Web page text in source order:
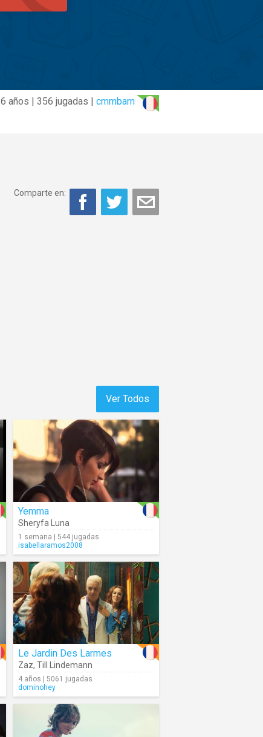
6 años | 356 jugadas | cmmbarn
Comparte en:
Ver Todos
Yemma
Sheryfa Luna
1 semana | 544 jugadas
isabellaramos2008
Le Jardin Des Larmes
Zaz, Till Lindemann
4 años | 5061 jugadas
dominohey